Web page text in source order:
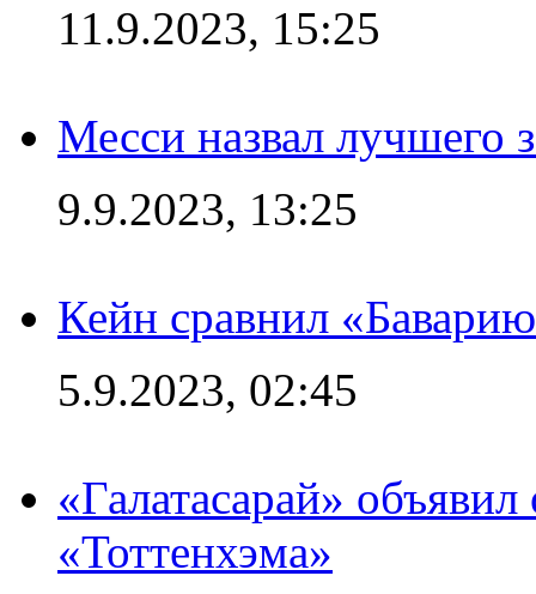
11.9.2023, 15:25
Месси назвал лучшего
9.9.2023, 13:25
Кейн сравнил
5.9.2023, 02:45
«Галатасарай»
«Тоттенхэма»